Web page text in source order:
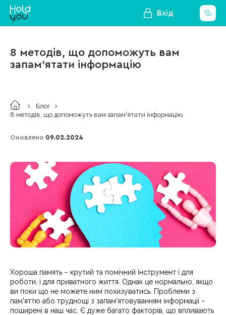
Вхід
8 методів, що допоможуть вам
запам'ятати інформацію
Блог
8 методів, що допоможуть вам запам'ятати інформацію
Оновлено 09.02.2024
Хороша память – крутий та помічний інструмент і для
роботи, і для приватного життя. Однак це нормально, якщо
ви поки що не можете ним похизуватись. Проблеми з
пам'яттю або труднощі з запам’ятовуванням інформації –
поширені в наш час. Є дуже багато факторів, що впливають